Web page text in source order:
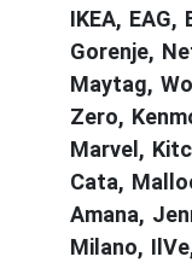
IKEA,
Gorenje,
Maytag,
Zero,
Marvel,
Cata,
Amana,
Milano,